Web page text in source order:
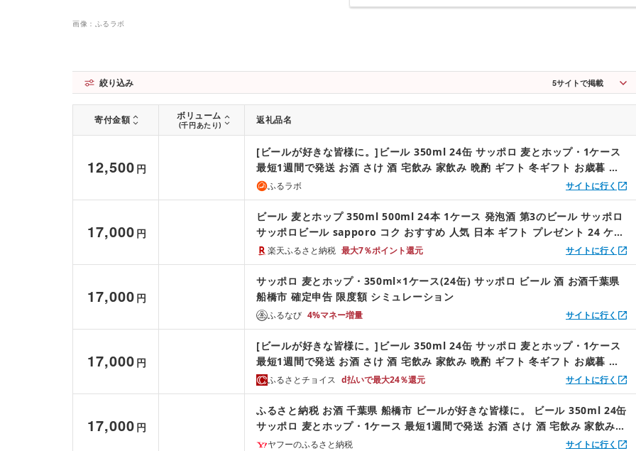
画像：ふるラボ
絞り込み 5サイトで掲載
寄付金額 ボリューム
(千円あたり) 返礼品名
12,500 円
ふるラボ
[ビールが好きな皆様に。]ビール 350ml 24缶 サッポロ 麦とホップ・1ケース
最短1週間で発送 お酒 さけ 酒 宅飲み 家飲み 晩酌 ギフト 冬ギフト お歳暮 誕
生日 缶
サイトに行く
17,000 円
楽天ふるさと納税
ビール 麦とホップ 350ml 500ml 24本 1ケース 発泡酒 第3のビール サッポロ
サッポロビール sapporo コク おすすめ 人気 日本 ギフト プレゼント 24 ケー
ス 誕生日 贈物 お中元 内祝い 酒 船橋 お酒 最短1週間で発送
最大7％ポイント還元 サイトに行く
17,000 円
ふるなび
サッポロ 麦とホップ・350ml×1ケース(24缶) サッポロ ビール 酒 お酒千葉県
船橋市 確定申告 限度額 シミュレーション
4%マネー増量 サイトに行く
17,000 円
ふるさとチョイス
[ビールが好きな皆様に。]ビール 350ml 24缶 サッポロ 麦とホップ・1ケース
最短1週間で発送 お酒 さけ 酒 宅飲み 家飲み 晩酌 ギフト 冬ギフト お歳暮 誕
生日 缶
d払いで最大24％還元 サイトに行く
17,000 円
ヤフーのふるさと納税
ふるさと納税 お酒 千葉県 船橋市 ビールが好きな皆様に。 ビール 350ml 24缶
サッポロ 麦とホップ・1ケース 最短1週間で発送 お酒 さけ 酒 宅飲み 家飲み
晩…
サイトに行く